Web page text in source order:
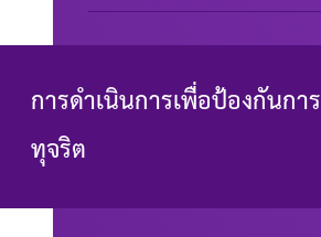
การดำเนินการเพื่อป้องกันการ
ทุจริต